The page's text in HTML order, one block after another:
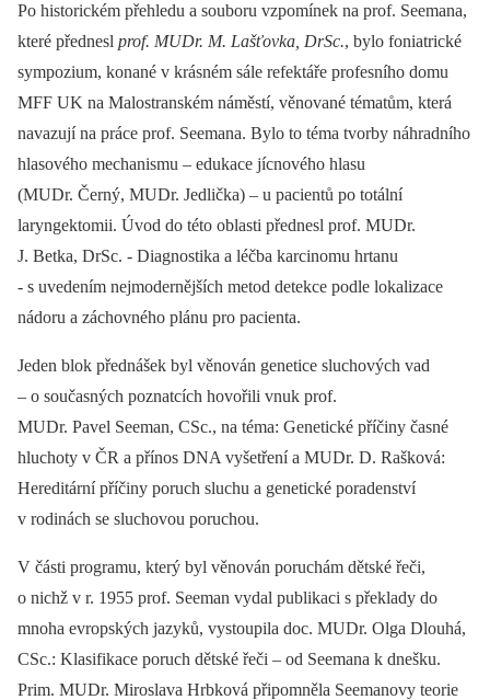
Po historickém přehledu a souboru vzpomínek na prof. Seemana,
které přednesl prof. MUDr. M. Lašťovka, DrSc., bylo foniatrické
sympozium, konané v krásném sále refektáře profesního domu
MFF UK na Malostranském náměstí, věnované tématům, která
navazují na práce prof. Seemana. Bylo to téma tvorby náhradního
hlasového mechanismu –⁠ edukace jícnového hlasu
(MUDr. Černý, MUDr. Jedlička) –⁠ u pacientů po totální
laryngektomii. Úvod do této oblasti přednesl prof. MUDr.
J. Betka, DrSc. -⁠ Diagnostika a léčba karcinomu hrtanu
-⁠ s uvedením nejmodernějších metod detekce podle lokalizace
nádoru a záchovného plánu pro pacienta.
Jeden blok přednášek byl věnován genetice sluchových vad
–⁠ o současných poznatcích hovořili vnuk prof.
MUDr. Pavel Seeman, CSc., na téma: Genetické příčiny časné
hluchoty v ČR a přínos DNA vyšetření a MUDr. D. Rašková:
Hereditární příčiny poruch sluchu a genetické poradenství
v rodinách se sluchovou poruchou.
V části programu, který byl věnován poruchám dětské řeči,
o nichž v r. 1955 prof. Seeman vydal publikaci s překlady do
mnoha evropských jazyků, vystoupila doc. MUDr. Olga Dlouhá,
CSc.: Klasifikace poruch dětské řeči –⁠ od Seemana k dnešku.
Prim. MUDr. Miroslava Hrbková připomněla Seemanovy teorie